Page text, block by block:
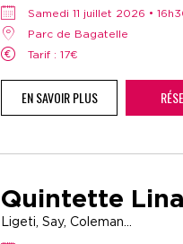
samedi 11 juillet 2026 •
Parc de Bagatelle
Tarif : 17€
EN SAVOIR PLUS
Quintette
Ligeti, Say, Coleman...